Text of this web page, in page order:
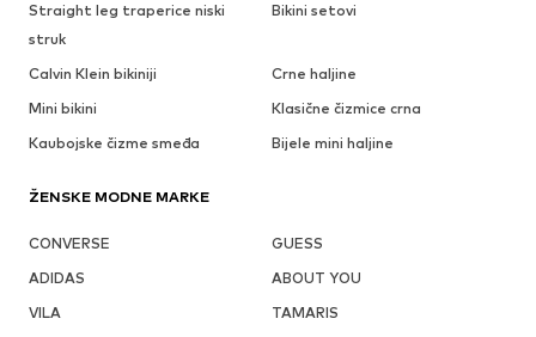
Straight leg traperice niski
struk
Bikini setovi
Calvin Klein bikiniji
Crne haljine
Mini bikini
Klasične čizmice crna
Kaubojske čizme smeđa
Bijele mini haljine
ŽENSKE MODNE MARKE
CONVERSE
GUESS
ADIDAS
ABOUT YOU
VILA
TAMARIS